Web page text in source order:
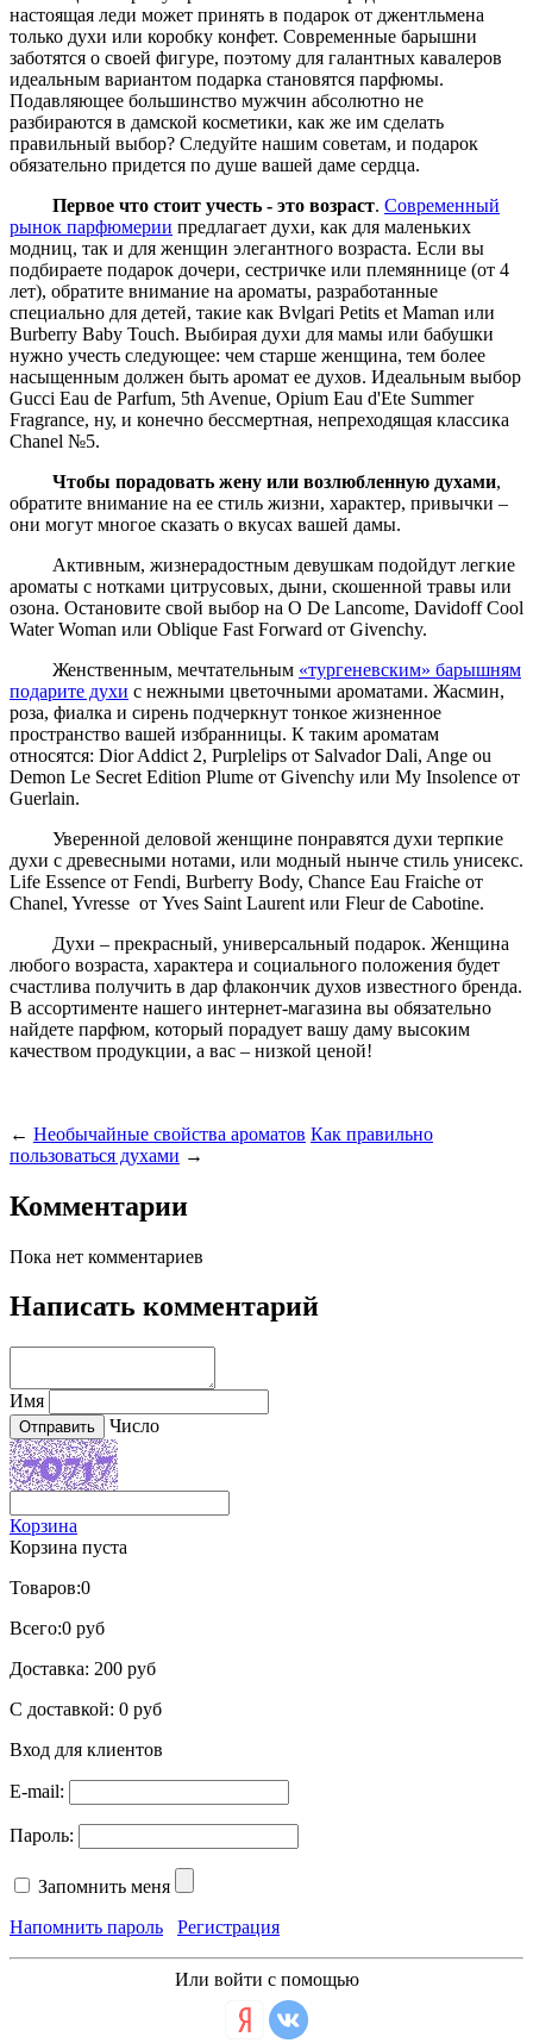
настоящая леди может принять в подарок от джентльмена
только духи или коробку конфет. Современные барышни
заботятся о своей фигуре, поэтому для галантных кавалеров
идеальным вариантом подарка становятся парфюмы.
Подавляющее большинство мужчин абсолютно не
разбираются в дамской косметики, как же им сделать
правильный выбор? Следуйте нашим советам, и подарок
обязательно придется по душе вашей даме сердца.
Первое что стоит учесть - это возраст. Современный
рынок парфюмерии предлагает духи, как для маленьких
модниц, так и для женщин элегантного возраста. Если вы
подбираете подарок дочери, сестричке или племяннице (от 4
лет), обратите внимание на ароматы, разработанные
специально для детей, такие как Bvlgari Petits et Maman или
Burberry Baby Touch. Выбирая духи для мамы или бабушки
нужно учесть следующее: чем старше женщина, тем более
насыщенным должен быть аромат ее духов. Идеальным выбор
Gucci Eau de Parfum, 5th Avenue, Opium Eau d'Ete Summer
Fragrance, ну, и конечно бессмертная, непреходящая классика
Chanel №5.
Чтобы порадовать жену или возлюбленную духами,
обратите внимание на ее стиль жизни, характер, привычки –
они могут многое сказать о вкусах вашей дамы.
Активным, жизнерадостным девушкам подойдут легкие
ароматы с нотками цитрусовых, дыни, скошенной травы или
озона. Остановите свой выбор на O De Lancome, Davidoff Cool
Water Woman или Oblique Fast Forward от Givenchy.
Женственным, мечтательным «тургеневским» барышням
подарите духи с нежными цветочными ароматами. Жасмин,
роза, фиалка и сирень подчеркнут тонкое жизненное
пространство вашей избранницы. К таким ароматам
относятся: Dior Addict 2, Purplelips от Salvador Dali, Ange ou
Demon Le Secret Edition Plume от Givenchy или My Insolence от
Guerlain.
Уверенной деловой женщине понравятся духи терпкие
духи с древесными нотами, или модный нынче стиль унисекс.
Life Essence от Fendi, Burberry Body, Chance Eau Fraiche от
Chanel, Yvresse от Yves Saint Laurent или Fleur de Cabotine.
Духи – прекрасный, универсальный подарок. Женщина
любого возраста, характера и социального положения будет
счастлива получить в дар флакончик духов известного бренда.
В ассортименте нашего интернет-магазина вы обязательно
найдете парфюм, который порадует вашу даму высоким
качеством продукции, а вас – низкой ценой!
← Необычайные свойства ароматов Как правильно
пользоваться духами →
Комментарии
Пока нет комментариев
Написать комментарий
Имя
Число
Корзина
Корзина пуста
Товаров:0
Всего:0 руб
Доставка: 200 руб
С доставкой: 0 руб
Вход для клиентов
E-mail:
Пароль:
Запомнить меня
Напомнить пароль
Регистрация
Или войти с помощью